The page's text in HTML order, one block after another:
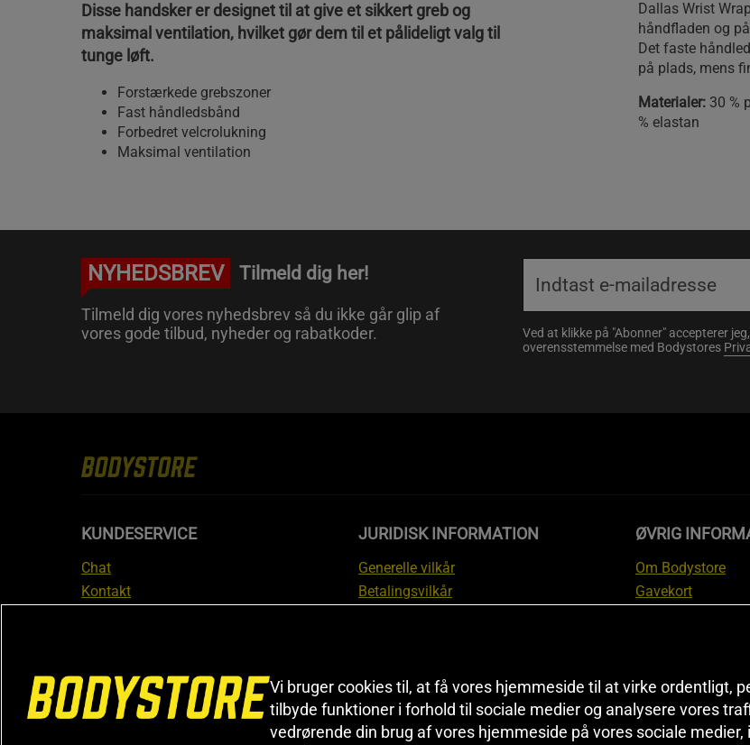
Disse handsker er designet til at give et sikkert greb og
maksimal ventilation, hvilket gør dem til et pålideligt valg til
tunge løft.
Forstærkede grebszoner
Fast håndledsbånd
Forbedret velcrolukning
Maksimal ventilation
Dallas Wrist
håndfladen og
Det faste
på plads, mens
Materialer:30 %
% elastan
NYHEDSBREV Tilmeld dig her!
Tilmeld dig vores nyhedsbrev så du ikke går glip af
vores gode tilbud, nyheder og rabatkoder.
Ved at klikke på "Abonner" accepterer
overensstemmelse med Bodystores
KUNDESERVICE
Chat
Kontakt
FAQ
JURIDISK INFORMATION
Generelle vilkår
Betalingsvilkår
Prisgaranti
Information om fortrydelsesret og
reklamationer
ØVRIG
Om Bodystore
Gavekort
Sitemap
Black Friday
Artikler & Øvelser
Vi bruger cookies til, at få vores hjemmeside til at virke ordentligt,
tilbyde funktioner i forhold til sociale medier og analysere vores
vedrørende din brug af vores hjemmeside på vores sociale